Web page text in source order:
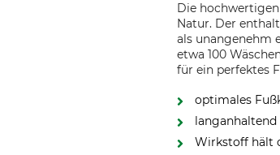
Die
Natur. Der
als unangenehm
etwa 100
für ein perfektes
optimales
Wirkstoff hält